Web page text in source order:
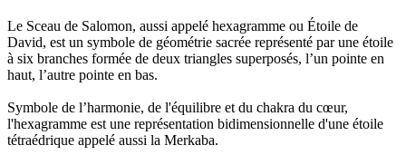
Le Sceau de Salomon, aussi appelé hexagramme ou Étoile de
David, est un symbole de géométrie sacrée représenté par une étoile
à six branches formée de deux triangles superposés, l’un pointe en
haut, l’autre pointe en bas.
Symbole de l’harmonie, de l'équilibre et du chakra du cœur,
l'hexagramme est une représentation bidimensionnelle d'une étoile
tétraédrique appelé aussi la Merkaba.